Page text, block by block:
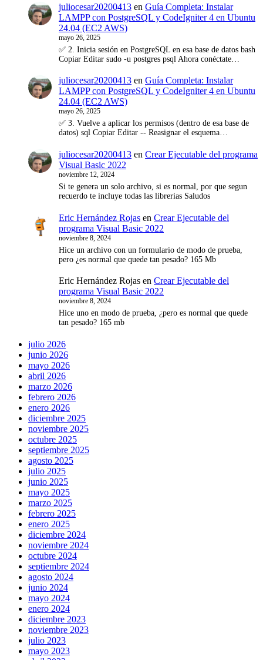
juliocesar20200413 en Guía Completa: Instalar
LAMPP con PostgreSQL y CodeIgniter 4 en Ubuntu
24.04 (EC2 AWS)
mayo 26, 2025
✅ 2. Inicia sesión en PostgreSQL en esa base de datos bash
Copiar Editar sudo -u postgres psql Ahora conéctate…
juliocesar20200413 en Guía Completa: Instalar
LAMPP con PostgreSQL y CodeIgniter 4 en Ubuntu
24.04 (EC2 AWS)
mayo 26, 2025
✅ 3. Vuelve a aplicar los permisos (dentro de esa base de
datos) sql Copiar Editar -- Reasignar el esquema…
juliocesar20200413 en Crear Ejecutable del programa
Visual Basic 2022
noviembre 12, 2024
Si te genera un solo archivo, si es normal, por que segun
recuerdo te incluye todas las librerias Saludos
Eric Hernández Rojas en Crear Ejecutable del
programa Visual Basic 2022
noviembre 8, 2024
Hice un archivo con un formulario de modo de prueba,
pero ¿es normal que quede tan pesado? 165 Mb
Eric Hernández Rojas en Crear Ejecutable del
programa Visual Basic 2022
noviembre 8, 2024
Hice uno en modo de prueba, ¿pero es normal que quede
tan pesado? 165 mb
julio 2026
junio 2026
mayo 2026
abril 2026
marzo 2026
febrero 2026
enero 2026
diciembre 2025
noviembre 2025
octubre 2025
septiembre 2025
agosto 2025
julio 2025
junio 2025
mayo 2025
marzo 2025
febrero 2025
enero 2025
diciembre 2024
noviembre 2024
octubre 2024
septiembre 2024
agosto 2024
junio 2024
mayo 2024
enero 2024
diciembre 2023
noviembre 2023
julio 2023
mayo 2023